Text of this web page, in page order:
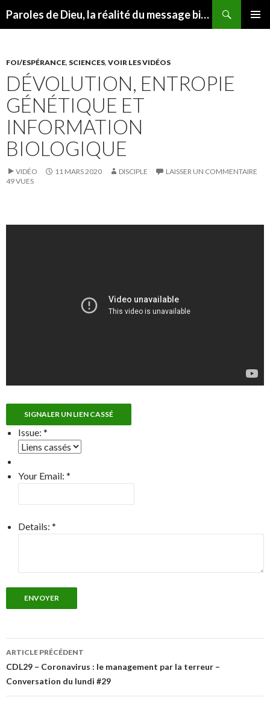
Paroles de Dieu, la réalité du message biblique
FOI/ESPÉRANCE, SCIENCES, VOIR LES VIDÉOS
DÉVOLUTION, ENTROPIE
GÉNÉTIQUE ET
INFORMATION
BIOLOGIQUE
VIDÉO 11 MARS 2020 DISCIPLE
LAISSER UN COMMENTAIRE
49 VUES
SIGNALER UN LIEN CASSÉ
Issue: *
Your Email: *
Details: *
ENVOYER
Navigation
des
articles
ARTICLE PRÉCÉDENT
CDL29 – Coronavirus : le management par la terreur –
Conversation du lundi #29